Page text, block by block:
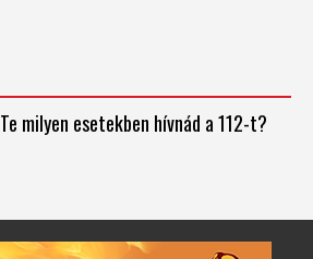
Te milyen esetekben hívnád a 112-t?